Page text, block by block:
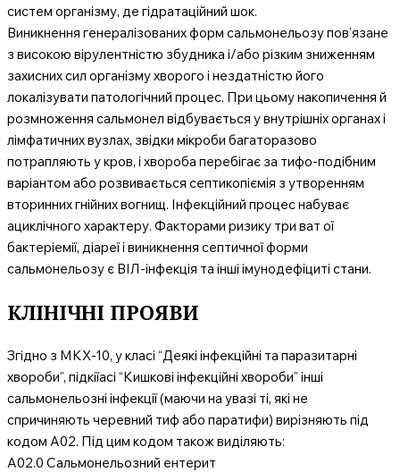
систем організму, де гідратаційний шок.
Виникнення генералізованих форм сальмонельозу пов’язане
з високою вірулентністю збудника і/або різким зниженням
захисних сил організму хворого і нездатністю його
локалізувати патологічний процес. При цьому накопичення й
розмноження сальмонел відбувається у внутрішніх органах і
лімфатичних вузлах, звідки мікроби багаторазово
потрапляють у кров, і хвороба перебігає за тифо-подібним
варіантом або розвивається септикопіємія з утворенням
вторинних гнійних вогнищ. Інфекційний процес набуває
ациклічного характеру. Факторами ризику три ват ої
бактеріемії, діареї і виникнення септичної форми
сальмонельозу є ВІЛ-інфекція та інші імунодефіциті стани.
КЛІНІЧНІ ПРОЯВИ
Згідно з МКХ-10, у класі “Деякі інфекційні та паразитарні
хвороби”, підкіїасі “Кишкові інфекційні хвороби” інші
сальмонельозні інфекції (маючи на увазі ті, які не
спричиняють черевний тиф або паратифи) вирізняють під
кодом А02. Під цим кодом також виділяють:
А02.0 Сальмонельозний ентерит